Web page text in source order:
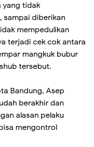
yang tidak
sampai diberikan
mempedulikan
terjadi cek cok antara
mangkuk bubur
tersebut.
Bandung, Asep
berakhir dan
alasan pelaku
mengontrol